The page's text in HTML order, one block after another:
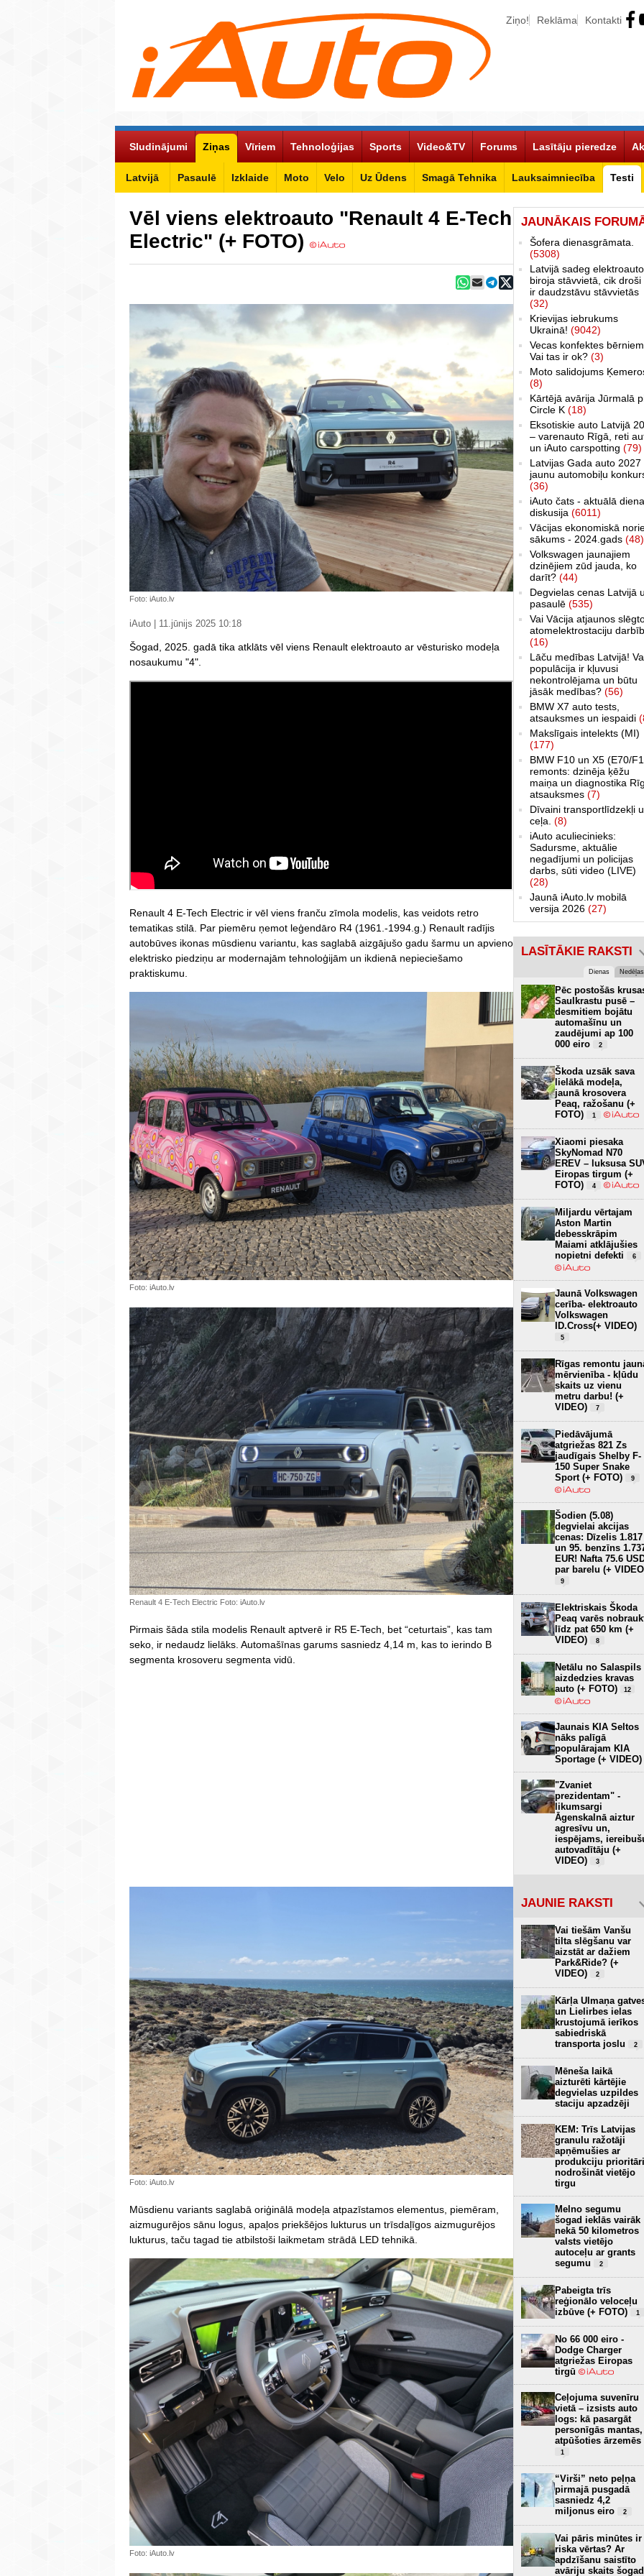
Ziņo! Reklāma Kontakti
Sludinājumi Ziņas
Latvijā Pasaulē Izklaide Moto Velo Uz Ūdens Smagā Tehnika Lauksaimniecība Testi
Vīriem Tehnoloģijas Sports Video&TV Forums Lasītāju pieredze
Vēl viens elektroauto "Renault 4 E-Tech
Electric" (+ FOTO)
Foto: iAuto.lv
iAuto | 11.jūnijs 2025 10:18
Šogad, 2025. gadā tika atklāts vēl viens Renault elektroauto ar vēsturisko modeļa
nosaukumu "4".
Renault 4 E-Tech Electric ir vēl viens franču zīmola modelis, kas veidots retro
tematikas stilā. Par piemēru ņemot leģendāro R4 (1961.-1994.g.) Renault radījis
autobūves ikonas mūsdienu variantu, kas saglabā aizgājušo gadu šarmu un apvieno
elektrisko piedziņu ar modernajām tehnoloģijām un ikdienā nepieciešamo
praktiskumu.
Foto: iAuto.lv
Renault 4 E-Tech Electric Foto: iAuto.lv
Pirmais šāda stila modelis Renault aptverē ir R5 E-Tech, bet “ceturtais”, kas tam
seko, ir nedaudz lielāks. Automašīnas garums sasniedz 4,14 m, kas to ierindo B
segmenta krosoveru segmenta vidū.
Foto: iAuto.lv
Mūsdienu variants saglabā oriģinālā modeļa atpazīstamos elementus, piemēram,
aizmugurējos sānu logus, apaļos priekšējos lukturus un trīsdaļīgos aizmugurējos
lukturus, taču tagad tie atbilstoši laikmetam strādā LED tehnikā.
Foto: iAuto.lv
JAUNĀKAIS
Šofera dienasgrāmata.
(5308)
Latvijā sadeg elektroauto
biroja stāvvietā, cik droši
ir daudzstāvu stāvvietās
(32)
Krievijas iebrukums
Ukrainā! (9042)
Vecas konfektes
Vai tas ir ok? (3)
Moto salidojums
(8)
Kārtējā avārija Jūrmalā
Circle K (18)
Eksotiskie auto Latvijā
– varenauto Rīgā, reti
un iAuto carspotting (79)
Latvijas Gada auto 2027
jaunu automobiļu
(36)
iAuto čats - aktuālā
diskusija (6011)
Vācijas ekonomiskā
sākums - 2024.gads (48)
Volkswagen jaunajiem
dzinējiem zūd jauda, ko
darīt? (44)
Degvielas cenas Latvijā
pasaulē (535)
Vai Vācija atjaunos
atomelektrostaciju
(16)
Lāču medības Latvijā!
populācija ir kļuvusi
nekontrolējama un būtu
jāsāk medības? (56)
BMW X7 auto tests,
atsauksmes un iespaidi
Makslīgais intelekts (MI)
(177)
BMW F10 un X5 (E70/
remonts: dzinēja ķēžu
maiņa un diagnostika
atsauksmes (7)
Dīvaini transportlīdzekļi
ceļa. (8)
iAuto aculiecinieks:
Sadursme, aktuālie
negadījumi un policijas
darbs, sūti video (LIVE)
(28)
Jaunā iAuto.lv mobilā
versija 2026 (27)
LASĪTĀKIE RAKSTI
Dienas Nedēļas
Pēc postošās
Saulkrastu pusē –
desmitiem bojātu
automašīnu un
zaudējumi ap 100
000 eiro
2
Škoda uzsāk sava
lielākā modeļa,
jaunā krosovera
Peaq, ražošanu (+
FOTO)
1
Xiaomi piesaka
SkyNomad N70
EREV – luksusa
Eiropas tirgum (+
FOTO)
4
Miljardu vērtajam
Aston Martin
debesskrāpim
Maiami atklājušies
nopietni defekti
6
Jaunā Volkswagen
cerība- elektroauto
Volkswagen
ID.Cross(+ VIDEO)
5
Rīgas remontu
mērvienība - kļūdu
skaits uz vienu
metru darbu! (+
VIDEO)
7
Piedāvājumā
atgriežas 821 Zs
jaudīgais Shelby F-
150 Super Snake
Sport (+ FOTO)
9
Šodien (5.08)
degvielai akcijas
cenas: Dīzelis 1.817
un 95. benzīns
EUR! Nafta 75.6
par barelu (+
9
Elektriskais Škoda
Peaq varēs
līdz pat 650 km (+
VIDEO)
8
Netālu no Salaspils
aizdedzies kravas
auto (+ FOTO)
12
Jaunais KIA Seltos
nāks palīgā
populārajam KIA
Sportage (+ VIDEO)
"Zvaniet
prezidentam" -
likumsargi
Āgenskalnā aiztur
agresīvu un,
iespējams,
autovadītāju (+
VIDEO)
3
JAUNIE RAKSTI
Vai tiešām Vanšu
tilta slēgšanu var
aizstāt ar dažiem
Park&Ride? (+
VIDEO)
2
Kārļa Ulmaņa
un Lielirbes ielas
krustojumā ierīkos
sabiedriskā
transporta joslu
2
Mēneša laikā
aizturēti kārtējie
degvielas uzpildes
staciju apzadzēji
KEM: Trīs Latvijas
granulu ražotāji
apņēmušies ar
produkciju prioritāri
nodrošināt vietējo
tirgu
Melno segumu
šogad ieklās vairāk
nekā 50 kilometros
valsts vietējo
autoceļu ar grants
segumu
2
Pabeigta trīs
reģionālo veloceļu
izbūve (+ FOTO)
1
No 66 000 eiro -
Dodge Charger
atgriežas Eiropas
tirgū
Ceļojuma suvenīru
vietā – izsists auto
logs: kā pasargāt
personīgās mantas,
atpūšoties ārzemēs
1
“Virši” neto peļņa
pirmajā pusgadā
sasniedz 4,2
miljonus eiro
2
Vai pāris minūtes ir
riska vērtas? Ar
apdzīšanu saistīto
avāriju skaits šogad